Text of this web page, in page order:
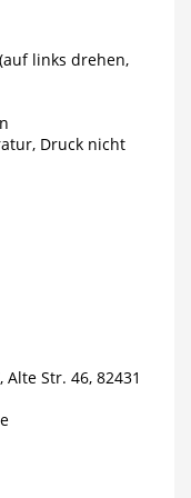
links drehen,
Druck nicht
Str. 46, 82431